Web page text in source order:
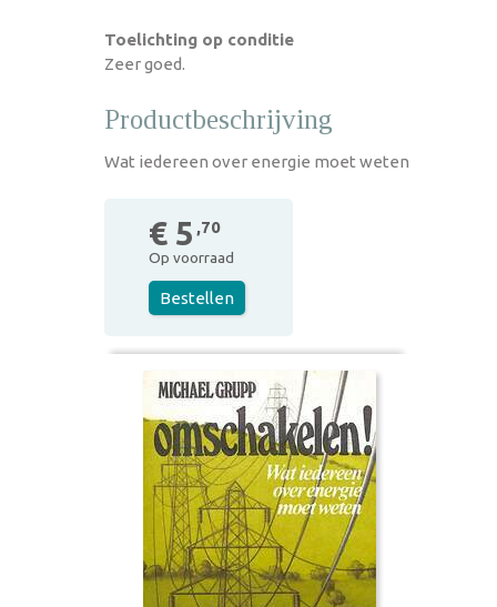
Toelichting op conditie
Zeer goed.
Productbeschrijving
Wat iedereen over energie moet weten
€ 5 ,70
Op voorraad
Bestellen